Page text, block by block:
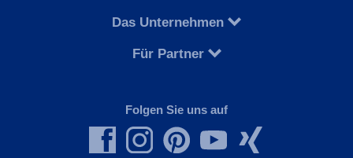
Das Unternehmen
Für Partner
Folgen Sie uns auf